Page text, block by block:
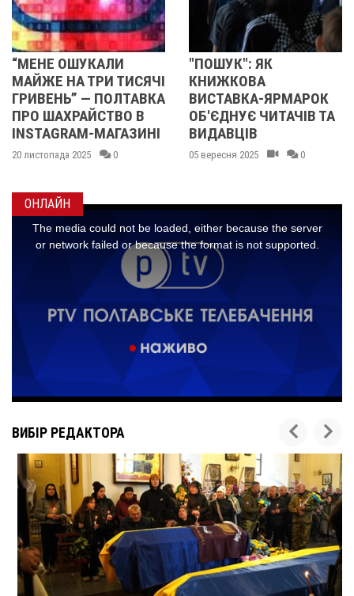
В
"ПОШУК": ЯК
КНИЖКОВА
ВИСТАВКА-ЯРМАРОК
ОБ'ЄДНУЄ ЧИТАЧІВ ТА
ВИДАВЦІВ
05 вересня 2025
ПОЛТАВСЬКІ
ПРЕДСТАВИЛИ
50 УНІКАЛЬНИХ
СВІТЛИН
ПІД ЧАС
ОНЛАЙН
ВИБІР РЕДАКТОРА